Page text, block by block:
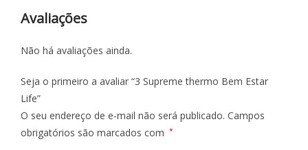
Avaliações
Não há avaliações ainda.
Seja o primeiro a avaliar “3 Supreme thermo Bem Estar
Life”
O seu endereço de e-mail não será publicado. Campos
obrigatórios são marcados com *